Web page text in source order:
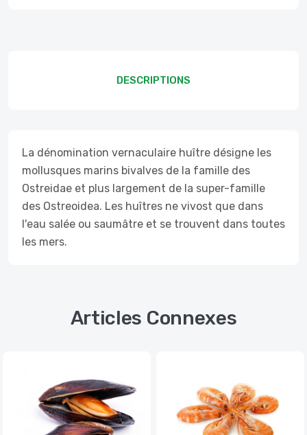
DESCRIPTIONS
La dénomination vernaculaire huître désigne les
mollusques marins bivalves de la famille des
Ostreidae et plus largement de la super-famille
des Ostreoidea. Les huîtres ne vivost que dans
l'eau salée ou saumâtre et se trouvent dans toutes
les mers.
Articles Connexes